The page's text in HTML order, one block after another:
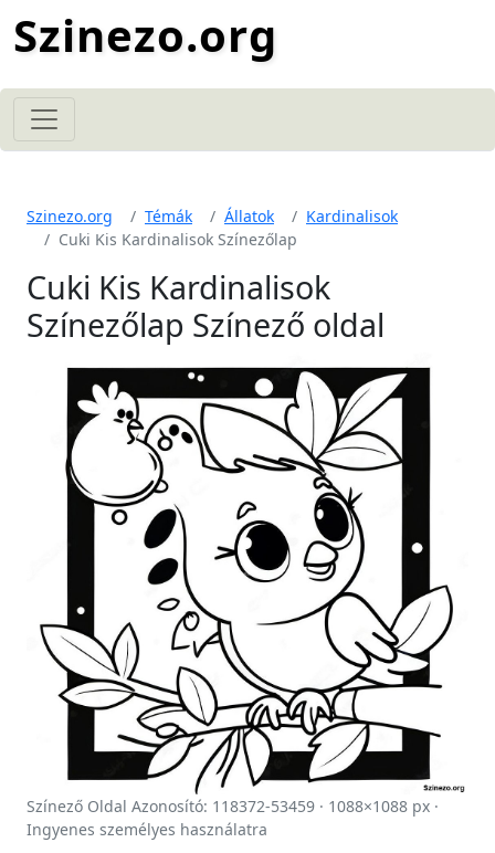
Szinezo.org
Szinezo.org Témák Állatok
Kardinalisok
Cuki Kis Kardinalisok Színezőlap
Cuki Kis Kardinalisok
Színezőlap Színező oldal
Színező Oldal Azonosító: 118372-53459 · 1088×1088 px ·
Ingyenes személyes használatra